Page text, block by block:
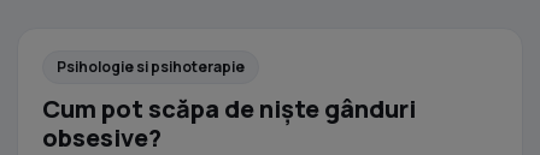
Psihologie si psihoterapie
Cum pot scăpa de niște gânduri
obsesive?